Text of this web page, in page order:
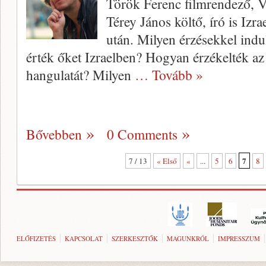
Térey János költő, író is
után. Milyen érzésekkel
érték őket Izraelben? Hogyan érzékelték
hangulatát? Milyen … Tovább »
Bővebben 0 Comments
7 / 13 « Első « ... 5 6 7 8
ELŐFIZETÉS KAPCSOLAT SZERKESZTŐK MAGUNKRÓL IMPRESSZUM